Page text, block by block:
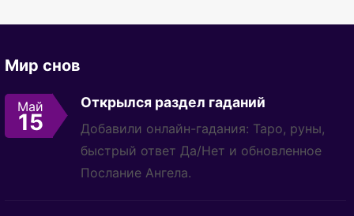
Мир снов
Май
15
Открылся раздел гаданий
Добавили онлайн-гадания: Таро, руны,
быстрый ответ Да/Нет и обновленное
Послание Ангела.